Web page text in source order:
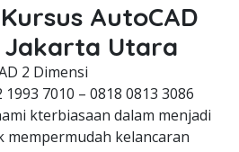
AutoCAD
Jakarta Utara
2 Dimensi
1993 7010 – 0818 0813 3086
kterbiasaan dalam menjadi
kelancaran